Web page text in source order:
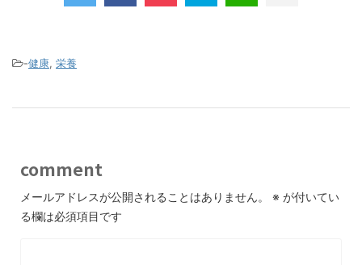
-健康, 栄養
comment
メールアドレスが公開されることはありません。 ※ が付いてい
る欄は必須項目です